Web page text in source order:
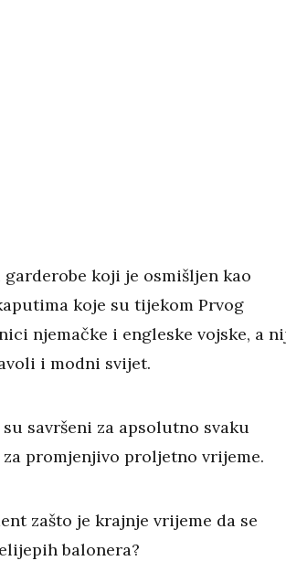
koji je osmišljen kao
koje su tijekom Prvog
njemačke i engleske vojske, a
i modni svijet.
savršeni za apsolutno svaku
promjenjivo proljetno vrijeme.
zašto je krajnje vrijeme da se
balonera?